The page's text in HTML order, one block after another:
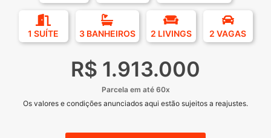
1 SUÍTE 3 BANHEIROS 2 LIVINGS 2 VAGAS
R$ 1.913.000
Parcela em até 60x
Os valores e condições anunciados aqui estão sujeitos a reajustes.